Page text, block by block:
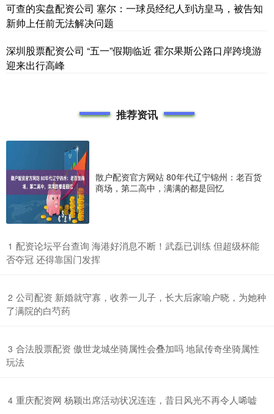
可查的实盘配资公司 塞尔：一球员经纪人到访皇马，被告知
新帅上任前无法解决问题
深圳股票配资公司 “五一”假期临近 霍尔果斯公路口岸跨境游
迎来出行高峰
推荐资讯
散户配资官方网站 80年代辽宁锦州：老百货
商场，第二高中，满满的都是回忆
1 ​配资论坛平台查询 海港好消息不断！武磊已训练 但超级杯能
否夺冠 还得靠国门发挥
2 ​公司配资 新婚就守寡，收养一儿子，长大后家喻户晓，为她种
了满院的白芍药
3 ​合法股票配资 傲世龙城坐骑属性会叠加吗 地鼠传奇坐骑属性
玩法
4 ​重庆配资网 杨颖出席活动状况连连，昔日风光不再令人唏嘘